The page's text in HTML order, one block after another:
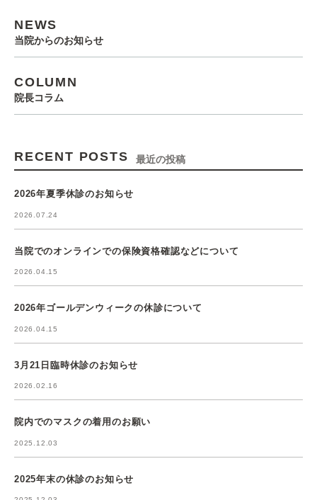
NEWS
当院からのお知らせ
COLUMN
院長コラム
RECENT POSTS 最近の投稿
2026年夏季休診のお知らせ
2026.07.24
当院でのオンラインでの保険資格確認などについて
2026.04.15
2026年ゴールデンウィークの休診について
2026.04.15
3月21日臨時休診のお知らせ
2026.02.16
院内でのマスクの着用のお願い
2025.12.03
2025年末の休診のお知らせ